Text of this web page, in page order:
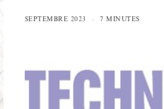
SEPTEMBRE 2023 7 MINUTES